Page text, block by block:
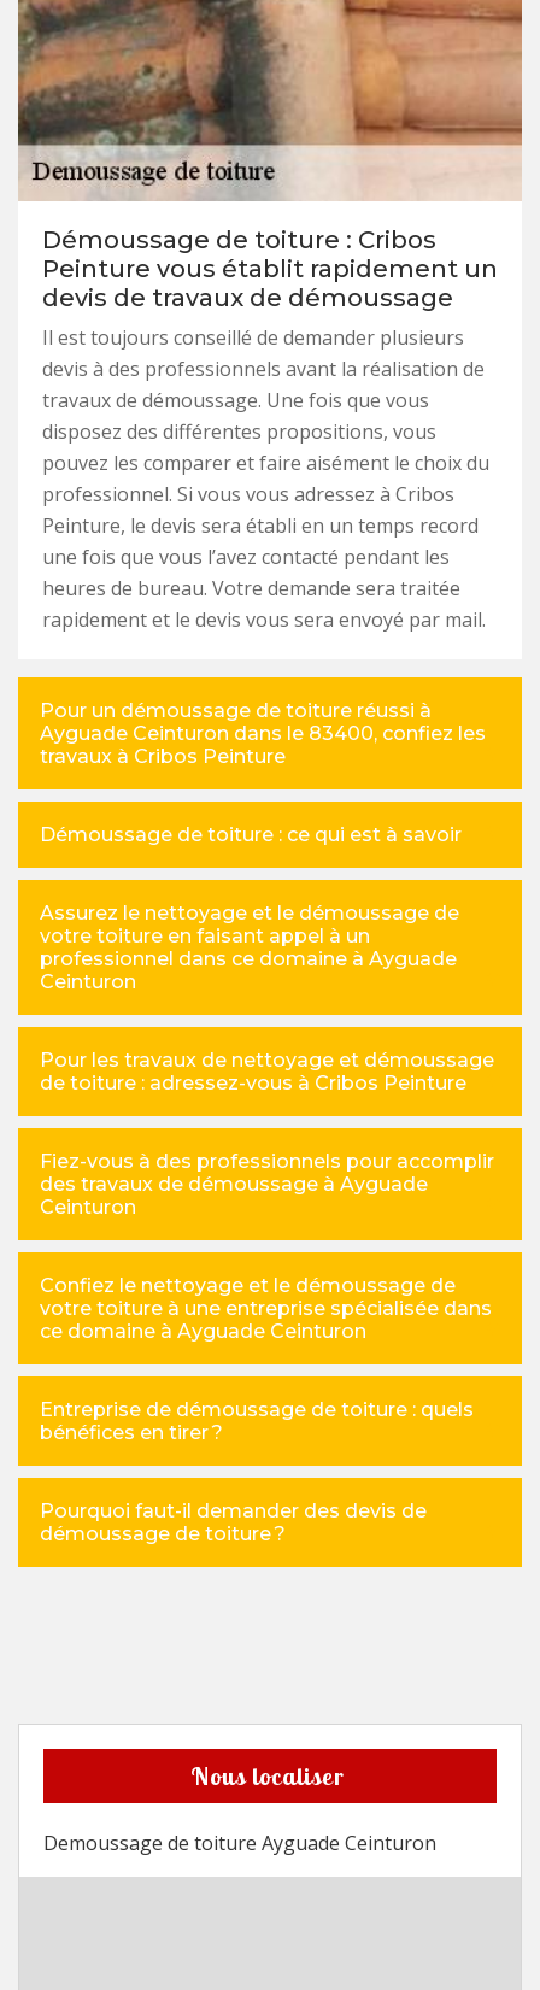
Démoussage de toiture : Cribos
Peinture vous établit rapidement un
devis de travaux de démoussage
Il est toujours conseillé de demander plusieurs
devis à des professionnels avant la réalisation de
travaux de démoussage. Une fois que vous
disposez des différentes propositions, vous
pouvez les comparer et faire aisément le choix du
professionnel. Si vous vous adressez à Cribos
Peinture, le devis sera établi en un temps record
une fois que vous l’avez contacté pendant les
heures de bureau. Votre demande sera traitée
rapidement et le devis vous sera envoyé par mail.
Pour un démoussage de toiture réussi à
Ayguade Ceinturon dans le 83400, confiez les
travaux à Cribos Peinture
Démoussage de toiture : ce qui est à savoir
Assurez le nettoyage et le démoussage de
votre toiture en faisant appel à un
professionnel dans ce domaine à Ayguade
Ceinturon
Pour les travaux de nettoyage et démoussage
de toiture : adressez-vous à Cribos Peinture
Fiez-vous à des professionnels pour accomplir
des travaux de démoussage à Ayguade
Ceinturon
Confiez le nettoyage et le démoussage de
votre toiture à une entreprise spécialisée dans
ce domaine à Ayguade Ceinturon
Entreprise de démoussage de toiture : quels
bénéfices en tirer ?
Pourquoi faut-il demander des devis de
démoussage de toiture ?
Nous localiser
Demoussage de toiture Ayguade Ceinturon